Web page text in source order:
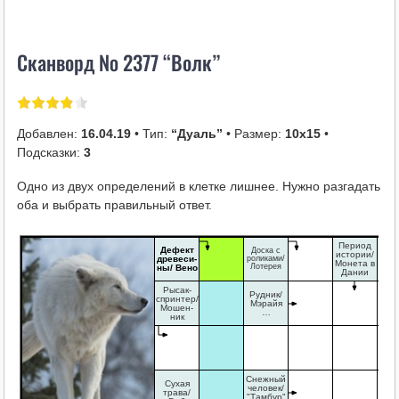
i
Сканворд № 2377 “Волк”
Добавлен: 16.04.19• Тип: “Дуаль” • Размер: 10х15•
Подсказки: 3
Одно из двух определений в клетке лишнее. Нужно разгадать
оба и выбрать правильный ответ.
Дефект
древеси-
ны/ Вено
Доска с
роликами/
Лотерея
Период
истории/
Монета в
Дании
Рысак-
спринтер/
Мошен-
ник
Рудник/
Мэрайя
Сухая
трава/
Снежный
человек/
"Тамбур"